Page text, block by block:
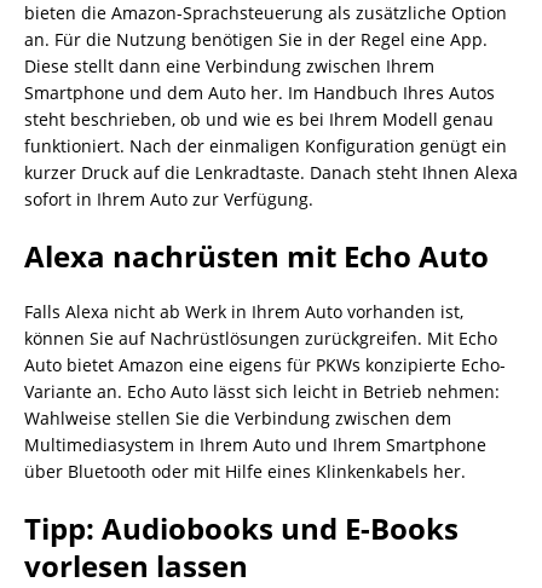
bieten die Amazon-Sprachsteuerung als zusätzliche Option
an. Für die Nutzung benötigen Sie in der Regel eine App.
Diese stellt dann eine Verbindung zwischen Ihrem
Smartphone und dem Auto her. Im Handbuch Ihres Autos
steht beschrieben, ob und wie es bei Ihrem Modell genau
funktioniert. Nach der einmaligen Konfiguration genügt ein
kurzer Druck auf die Lenkrad­taste. Danach steht Ihnen Alexa
sofort in Ihrem Auto zur Verfügung.
Alexa nachrüsten mit Echo Auto
Falls Alexa nicht ab Werk in Ihrem Auto vorhanden ist,
können Sie auf Nachrüstlösungen zurückgreifen. Mit Echo
Auto bietet Amazon eine eigens für PKWs konzipierte Echo-
Variante an. Echo Auto lässt sich leicht in Betrieb nehmen:
Wahlweise stellen Sie die Verbindung zwischen dem
Multimediasystem in Ihrem Auto und Ihrem Smartphone
über Bluetooth oder mit Hilfe eines Klinkenkabels her.
Tipp: Audiobooks und E-Books
vorlesen lassen